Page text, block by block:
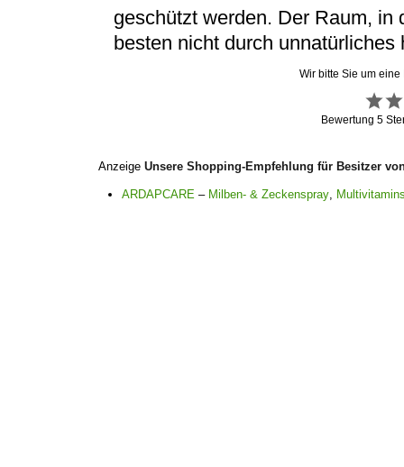
geschützt werden. Der Raum, in
besten nicht durch
Wir bitte Sie um
Bewertung5
AnzeigeUnsere Shopping-Empfehlung für Besitzer
ARDAPCARE – Milben- & Zeckenspray